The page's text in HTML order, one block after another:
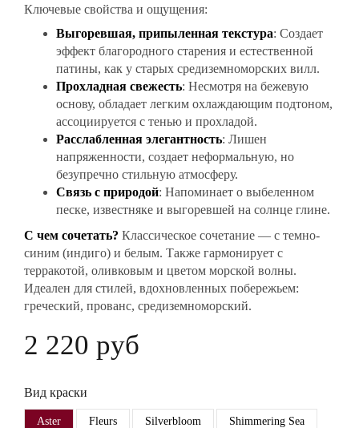
Ключевые свойства и ощущения:
Выгоревшая, припыленная текстура: Создает
эффект благородного старения и естественной
патины, как у старых средиземноморских вилл.
Прохладная свежесть: Несмотря на бежевую
основу, обладает легким охлаждающим подтоном,
ассоциируется с тенью и прохладой.
Расслабленная элегантность: Лишен
напряженности, создает неформальную, но
безупречно стильную атмосферу.
Связь с природой: Напоминает о выбеленном
песке, известняке и выгоревшей на солнце глине.
С чем сочетать? Классическое сочетание — с темно-
синим (индиго) и белым. Также гармонирует с
терракотой, оливковым и цветом морской волны.
Идеален для стилей, вдохновленных побережьем:
греческий, прованс, средиземноморский.
2 220 руб
Вид краски
Aster Fleurs Silverbloom Shimmering Sea